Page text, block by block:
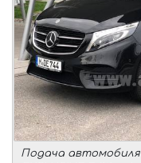
Подача автомобиля